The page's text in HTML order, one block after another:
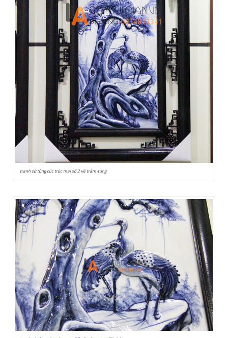
tranh sứ tùng cúc trúc mai số 2 vẽ tràm-tùng